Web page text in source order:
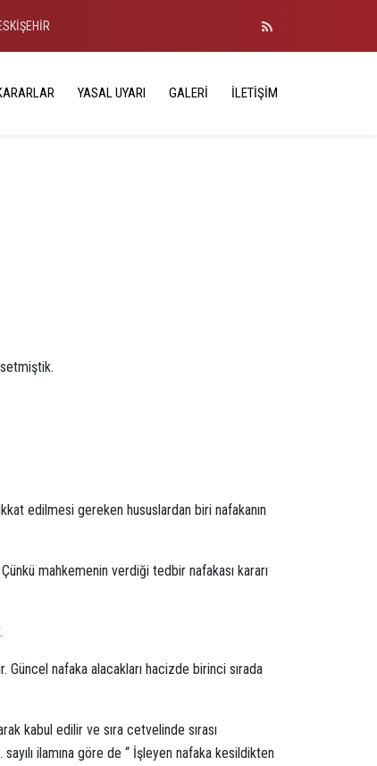
YASAL UYARI GALERI İLETIŞIM
edilmesi gereken hususlardan biri nafakanın
mahkemenin verdiği tedbir nafakası kararı
Güncel nafaka alacakları hacizde birinci sırada
kabul edilir ve sıra cetvelinde sırası
ilamına göre de “ İşleyen nafaka kesildikten